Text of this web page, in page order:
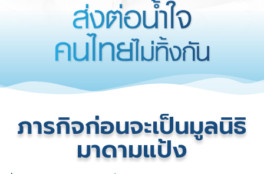
ภารกิจก่อนจะเป็นมูลนิธิ
มาดามแป้ง